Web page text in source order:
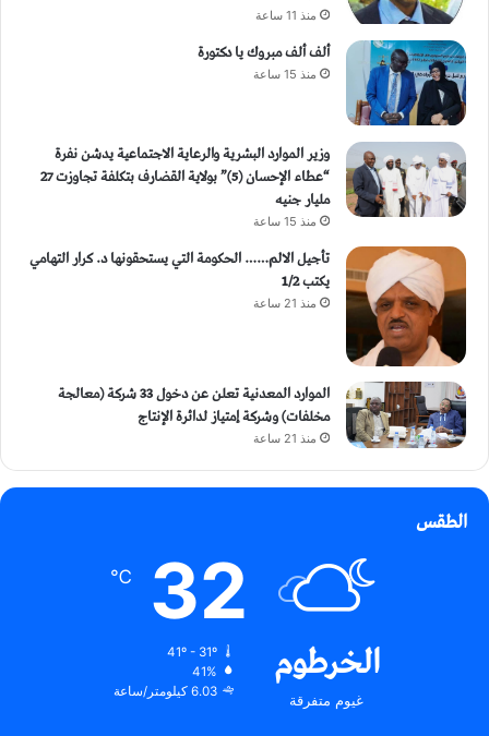
منذ 11 ساعة
ألف ألف مبروك يا دكتورة
منذ 15 ساعة
وزير الموارد البشرية والرعاية الاجتماعية يدشن نفرة
“عطاء الإحسان (5)” بولاية القضارف بتكلفة تجاوزت 27
مليار جنيه
منذ 15 ساعة
تأجيل الالم…… الحكومة التي يستحقونها د. كرار التهامي
يكتب 1/2
منذ 21 ساعة
الموارد المعدنية تعلن عن دخول 33 شركة (معالجة
مخلفات) وشركة إمتياز لدائرة الإنتاج
منذ 21 ساعة
الطقس
الخرطوم
غيوم متفرقة
32
℃
41º - 31º
41%
6.03 كيلومتر/ساعة